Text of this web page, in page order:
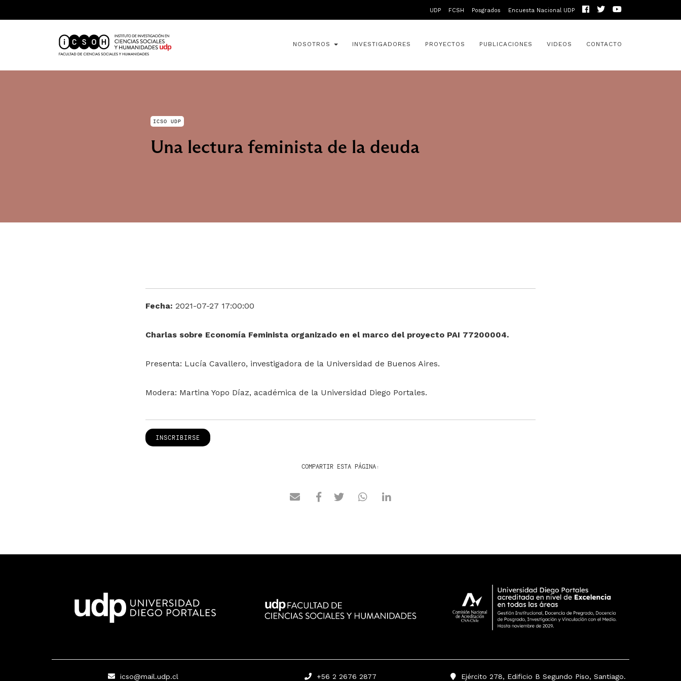
UDP FCSH Posgrados Encuesta Nacional UDP
NOSOTROS INVESTIGADORES PROYECTOS PUBLICACIONES VIDEOS CONTACTO
ICSO UDP
Una lectura feminista de la deuda
Fecha: 2021-07-27 17:00:00
Charlas sobre Economía Feminista organizado en el marco del proyecto PAI 77200004.
Presenta: Lucía Cavallero, investigadora de la Universidad de Buenos Aires.
Modera: Martina Yopo Díaz, académica de la Universidad Diego Portales.
INSCRIBIRSE
COMPARTIR ESTA PÁGINA:
icso@mail.udp.cl +56 2 2676 2877 Ejército 278, Edificio B Segundo Piso, Santiago.